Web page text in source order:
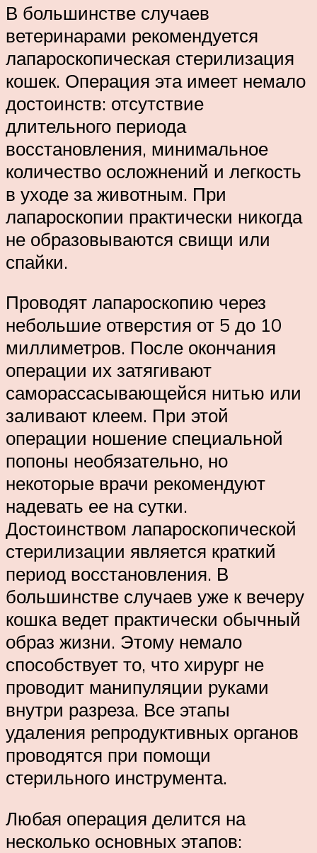
В большинстве случаев
ветеринарами рекомендуется
лапароскопическая стерилизация
кошек. Операция эта имеет немало
достоинств: отсутствие
длительного периода
восстановления, минимальное
количество осложнений и легкость
в уходе за животным. При
лапароскопии практически никогда
не образовываются свищи или
спайки.
Проводят лапароскопию через
небольшие отверстия от 5 до 10
миллиметров. После окончания
операции их затягивают
саморассасывающейся нитью или
заливают клеем. При этой
операции ношение специальной
попоны необязательно, но
некоторые врачи рекомендуют
надевать ее на сутки.
Достоинством лапароскопической
стерилизации является краткий
период восстановления. В
большинстве случаев уже к вечеру
кошка ведет практически обычный
образ жизни. Этому немало
способствует то, что хирург не
проводит манипуляции руками
внутри разреза. Все этапы
удаления репродуктивных органов
проводятся при помощи
стерильного инструмента.
Любая операция делится на
несколько основных этапов: